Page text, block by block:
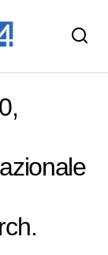
tecniche